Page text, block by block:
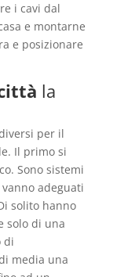
i cavi dal
e montarne
e posizionare
la
per il
Il primo si
Sono sistemi
adeguati
solito hanno
solo di una
di
media una